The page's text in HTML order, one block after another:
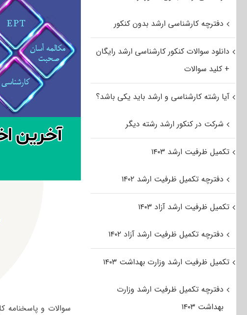
دفترچه کارشناسی ارشد بدون کنکور
دانلود سوالات کنکور کارشناسی ارشد رایگان
+ کلید سوالات
آیا رشته کارشناسی و ارشد باید یکی باشد؟
شرکت در کنکور ارشد رشته دیگر
تکمیل ظرفیت ارشد ۱۴۰۳
دفترچه تکمیل ظرفیت ارشد ۱۴۰۲
تکمیل ظرفیت ارشد آزاد ۱۴۰۳
دفترچه تکمیل ظرفیت ارشد آزاد ۱۴۰۲
تکمیل ظرفیت ارشد وزارت بهداشت ۱۴۰۳
دفترچه تکمیل ظرفیت ارشد وزارت
بهداشت ۱۴۰۳